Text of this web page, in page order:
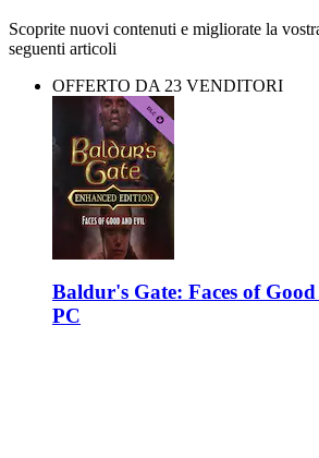
Scoprite nuovi contenuti e migliorate la
seguenti articoli
OFFERTO DA 23 VENDITORI
Baldur's Gate: Faces of
PC